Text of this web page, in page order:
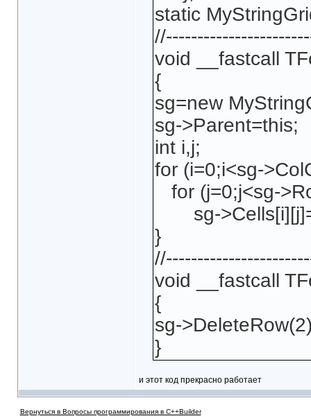
static
void __fastcall
{
sg=new
sg->Parent=this;
int i,j;
for (i=0;i<sg-
for (j=0;j<sg-
sg-
}
void __fastcall
{
sg-
}
и этот код прекрасно работает
Вернуться в Вопросы программирования в C++Builder